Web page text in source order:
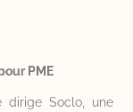
PME
dirige Soclo, une